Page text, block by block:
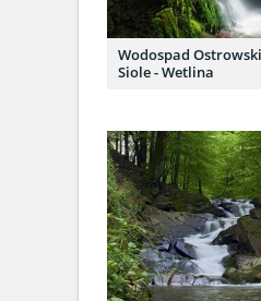
Wodospad
Siole - Wetlina